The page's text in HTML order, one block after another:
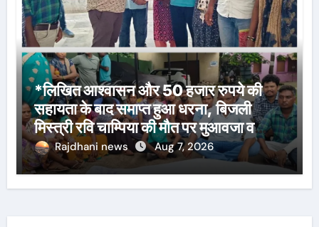
*लिखित आश्वासन और 50 हजार रुपये की
सहायता के बाद समाप्त हुआ धरना, बिजली
मिस्त्री रवि चाम्पिया की मौत पर मुआवजा व
नौकरी की मांग*
Rajdhani news Aug 7, 2026